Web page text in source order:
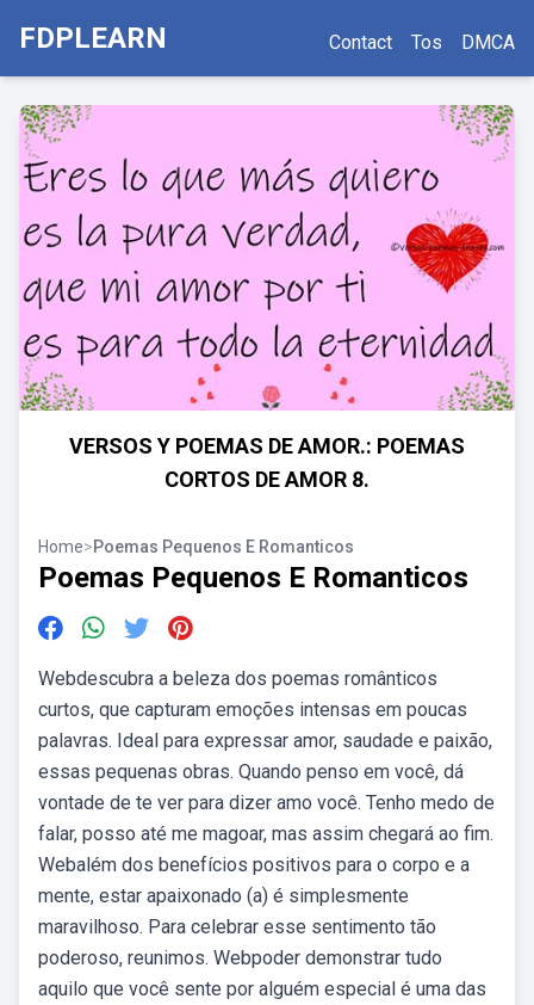
FDPLEARN Contact Tos DMCA
VERSOS Y POEMAS DE AMOR.: POEMAS
CORTOS DE AMOR 8.
Home>Poemas Pequenos E Romanticos
Poemas Pequenos E Romanticos
Webdescubra a beleza dos poemas românticos
curtos, que capturam emoções intensas em poucas
palavras. Ideal para expressar amor, saudade e paixão,
essas pequenas obras. Quando penso em você, dá
vontade de te ver para dizer amo você. Tenho medo de
falar, posso até me magoar, mas assim chegará ao fim.
Webalém dos benefícios positivos para o corpo e a
mente, estar apaixonado (a) é simplesmente
maravilhoso. Para celebrar esse sentimento tão
poderoso, reunimos. Webpoder demonstrar tudo
aquilo que você sente por alguém especial é uma das